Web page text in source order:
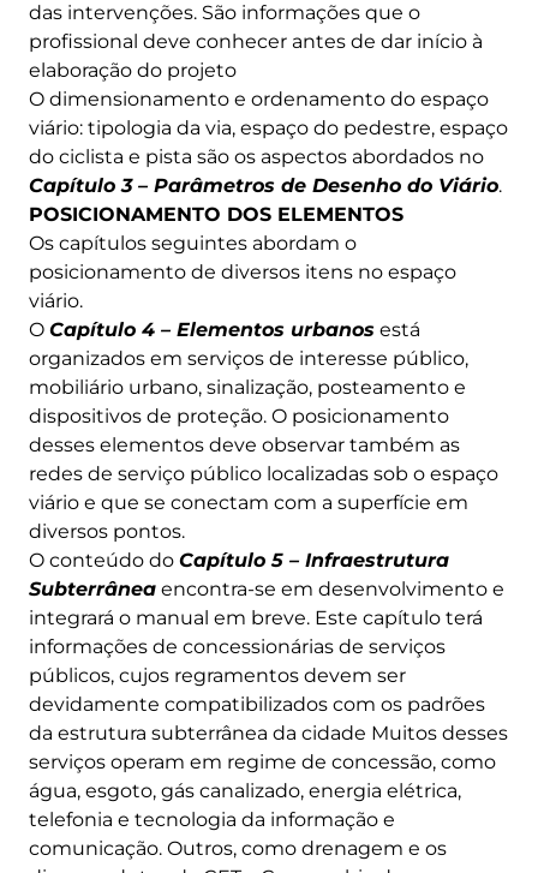
das intervenções. São informações que o
profissional deve conhecer antes de dar início à
elaboração do projeto
O dimensionamento e ordenamento do espaço
viário: tipologia da via, espaço do pedestre, espaço
do ciclista e pista são os aspectos abordados no
Capítulo 3 – Parâmetros de Desenho do Viário.
POSICIONAMENTO DOS ELEMENTOS
Os capítulos seguintes abordam o
posicionamento de diversos itens no espaço
viário.
O Capítulo 4 – Elementos urbanos está
organizados em serviços de interesse público,
mobiliário urbano, sinalização, posteamento e
dispositivos de proteção. O posicionamento
desses elementos deve observar também as
redes de serviço público localizadas sob o espaço
viário e que se conectam com a superfície em
diversos pontos.
O conteúdo do Capítulo 5 – Infraestrutura
Subterrânea encontra-se em desenvolvimento e
integrará o manual em breve. Este capítulo terá
informações de concessionárias de serviços
públicos, cujos regramentos devem ser
devidamente compatibilizados com os padrões
da estrutura subterrânea da cidade Muitos desses
serviços operam em regime de concessão, como
água, esgoto, gás canalizado, energia elétrica,
telefonia e tecnologia da informação e
comunicação. Outros, como drenagem e os